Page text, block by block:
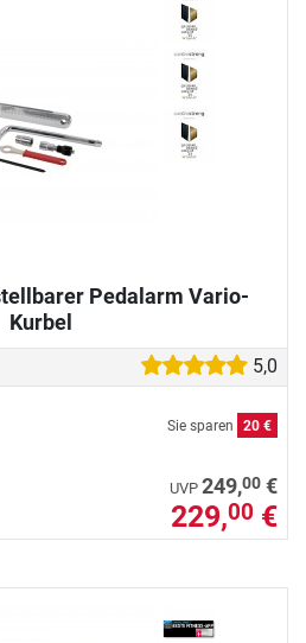
Pedalarm Vario-
Kurbel
5,0
Sie sparen 20 €
UVP 249,00 €
229,00 €